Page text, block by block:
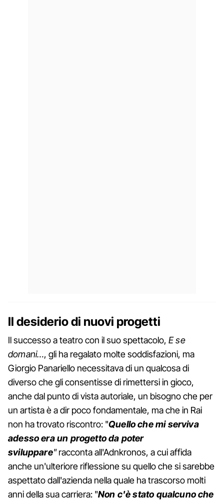
Il desiderio di nuovi progetti
Il successo a teatro con il suo spettacolo, E se
domani…, gli ha regalato molte soddisfazioni, ma
Giorgio Panariello necessitava di un qualcosa di
diverso che gli consentisse di rimettersi in gioco,
anche dal punto di vista autoriale, un bisogno che per
un artista è a dir poco fondamentale, ma che in Rai
non ha trovato riscontro: "Quello che mi serviva
adesso era un progetto da poter
sviluppare"racconta all'Adnkronos, a cui affida
anche un'ulteriore riflessione su quello che si sarebbe
aspettato dall'azienda nella quale ha trascorso molti
anni della sua carriera: "Non c'è stato qualcuno che